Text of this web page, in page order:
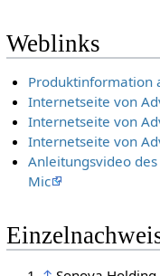
Weblinks
Produktinformation
Internetseite von
Internetseite von
Internetseite von
Anleitungsvideo
Mic